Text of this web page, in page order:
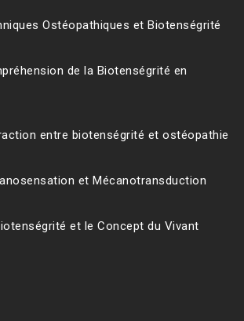
Ostéopathiques et Biotenségrité
de la Biotenségrité en
entre biotenségrité et ostéopathie
et Mécanotransduction
et le Concept du Vivant